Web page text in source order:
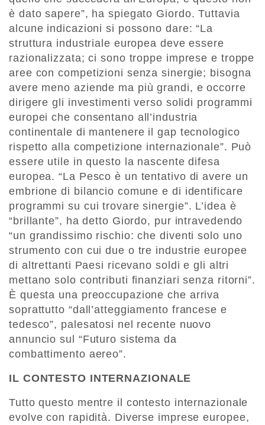
è dato sapere”, ha spiegato Giordo. Tuttavia
alcune indicazioni si possono dare: “La
struttura industriale europea deve essere
razionalizzata; ci sono troppe imprese e troppe
aree con competizioni senza sinergie; bisogna
avere meno aziende ma più grandi, e occorre
dirigere gli investimenti verso solidi programmi
europei che consentano all’industria
continentale di mantenere il gap tecnologico
rispetto alla competizione internazionale”. Può
essere utile in questo la nascente difesa
europea. “La Pesco è un tentativo di avere un
embrione di bilancio comune e di identificare
programmi su cui trovare sinergie”. L’idea è
“brillante”, ha detto Giordo, pur intravedendo
“un grandissimo rischio: che diventi solo uno
strumento con cui due o tre industrie europee
di altrettanti Paesi ricevano soldi e gli altri
mettano solo contributi finanziari senza ritorni”.
È questa una preoccupazione che arriva
soprattutto “dall’atteggiamento francese e
tedesco”, palesatosi nel recente nuovo
annuncio sul “Futuro sistema da
combattimento aereo”.
IL CONTESTO INTERNAZIONALE
Tutto questo mentre il contesto internazionale
evolve con rapidità. Diverse imprese europee,